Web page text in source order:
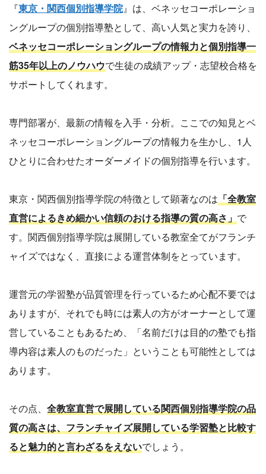
『東京・関西個別指導学院』は、ベネッセコーポレーショ
ングループの個別指導塾として、高い人気と実力を誇り、
ベネッセコーポレーショングループの情報力と個別指導一
筋35年以上のノウハウで生徒の成績アップ・志望校合格を
サポートしてくれます。
専門部署が、最新の情報を入手・分析。ここでの知見とベ
ネッセコーポレーショングループの情報力を生かし、1人
ひとりに合わせたオーダーメイドの個別指導を行います。
東京・関西個別指導学院の特徴として顕著なのは 「全教室
直営によるきめ細かい信頼のおける指導の質の高さ」 で
す。関西個別指導学院は展開している教室全てがフランチ
ャイズではなく、直接による運営体制をとっています。
運営元の学習塾が品質管理を行っているため心配不要では
ありますが、それでも時には素人の方がオーナーとして運
営していることもあるため、「名前だけは目的の塾でも指
導内容は素人のものだった」ということも可能性としては
あります。
その点、 全教室直営で展開している関西個別指導学院の品
質の高さは、フランチャイズ展開している学習塾と比較す
ると魅力的と言わざるをえないでしょう。